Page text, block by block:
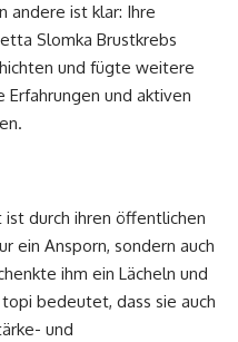
andere ist klar: Ihre
Slomka Brustkrebs
und fügte weitere
Erfahrungen und aktiven
durch ihren öffentlichen
ein Ansporn, sondern auch
ihm ein Lächeln und
bedeutet, dass sie auch
und